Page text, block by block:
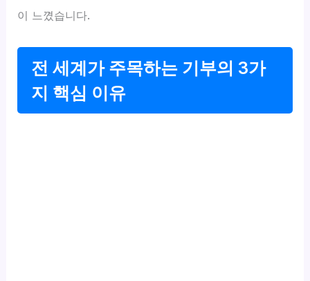
이 느꼈습니다.
전 세계가 주목하는 기부의 3가
지 핵심 이유